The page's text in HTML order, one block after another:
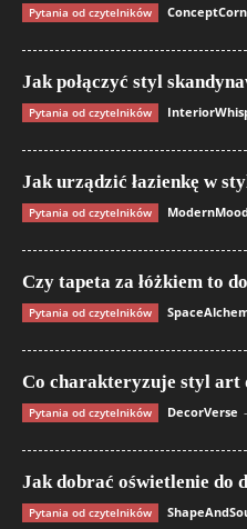
Pytania od czytelników
Jak połączyć styl
Pytania od czytelników
Jak urządzić łazienkę w
Pytania od czytelników
Czy tapeta za łóżkiem to
Pytania od czytelników
Co charakteryzuje styl art
Pytania od czytelników DecorVerse -
Jak dobrać oświetlenie do
Pytania od czytelników